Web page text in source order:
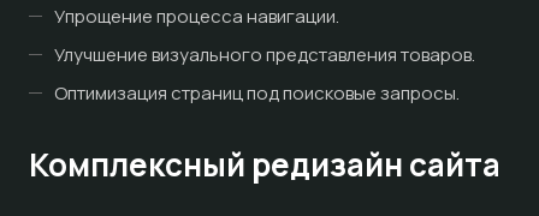
Упрощение процесса навигации.
Улучшение визуального представления товаров.
Оптимизация страниц под поисковые запросы.
Комплексный редизайн сайта